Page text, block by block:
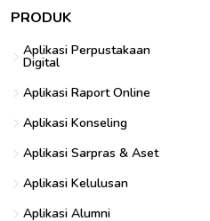
PRODUK
Aplikasi Perpustakaan
Digital
Aplikasi Raport Online
Aplikasi Konseling
Aplikasi Sarpras & Aset
Aplikasi Kelulusan
Aplikasi Alumni